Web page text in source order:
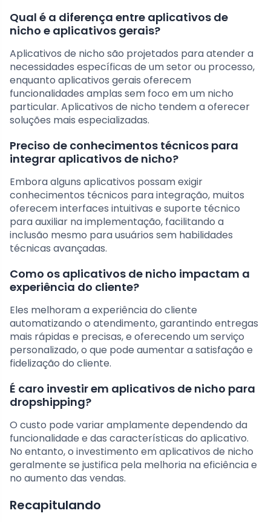
Qual é a diferença entre aplicativos de
nicho e aplicativos gerais?
Aplicativos de nicho são projetados para atender a
necessidades específicas de um setor ou processo,
enquanto aplicativos gerais oferecem
funcionalidades amplas sem foco em um nicho
particular. Aplicativos de nicho tendem a oferecer
soluções mais especializadas.
Preciso de conhecimentos técnicos para
integrar aplicativos de nicho?
Embora alguns aplicativos possam exigir
conhecimentos técnicos para integração, muitos
oferecem interfaces intuitivas e suporte técnico
para auxiliar na implementação, facilitando a
inclusão mesmo para usuários sem habilidades
técnicas avançadas.
Como os aplicativos de nicho impactam a
experiência do cliente?
Eles melhoram a experiência do cliente
automatizando o atendimento, garantindo entregas
mais rápidas e precisas, e oferecendo um serviço
personalizado, o que pode aumentar a satisfação e
fidelização do cliente.
É caro investir em aplicativos de nicho para
dropshipping?
O custo pode variar amplamente dependendo da
funcionalidade e das características do aplicativo.
No entanto, o investimento em aplicativos de nicho
geralmente se justifica pela melhoria na eficiência e
no aumento das vendas.
Recapitulando